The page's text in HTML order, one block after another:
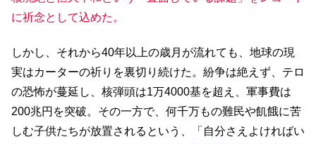
に祈念として込めた。
しかし、それから40年以上の歳月が流れても、地球の現
実はカーターの祈りを裏切り続けた。紛争は絶えず、テロ
の恐怖が蔓延し、核弾頭は1万4000基を超え、軍事費は
200兆円を突破。その一方で、何千万もの難民や飢餓に苦
しむ子供たちが放置されるという、「自分さえよければい